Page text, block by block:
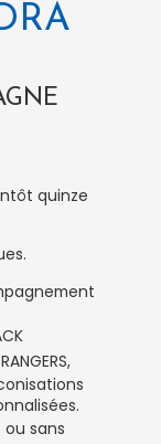
sans
09h00 à
à la